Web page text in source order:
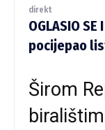
direkt
OGLASIO
pocijepao
Širom